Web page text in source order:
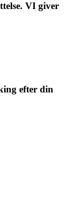
VI giver
efter din